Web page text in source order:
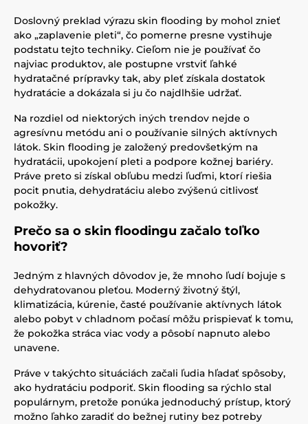
Doslovný preklad výrazu skin flooding by mohol znieť
ako „zaplavenie pleti“, čo pomerne presne vystihuje
podstatu tejto techniky. Cieľom nie je používať čo
najviac produktov, ale postupne vrstviť ľahké
hydratačné prípravky tak, aby pleť získala dostatok
hydratácie a dokázala si ju čo najdlhšie udržať.
Na rozdiel od niektorých iných trendov nejde o
agresívnu metódu ani o používanie silných aktívnych
látok. Skin flooding je založený predovšetkým na
hydratácii, upokojení pleti a podpore kožnej bariéry.
Práve preto si získal obľubu medzi ľuďmi, ktorí riešia
pocit pnutia, dehydratáciu alebo zvýšenú citlivosť
pokožky.
Prečo sa o skin floodingu začalo toľko
hovoriť?
Jedným z hlavných dôvodov je, že mnoho ľudí bojuje s
dehydratovanou pleťou. Moderný životný štýl,
klimatizácia, kúrenie, časté používanie aktívnych látok
alebo pobyt v chladnom počasí môžu prispievať k tomu,
že pokožka stráca viac vody a pôsobí napnuto alebo
unavene.
Práve v takýchto situáciách začali ľudia hľadať spôsoby,
ako hydratáciu podporiť. Skin flooding sa rýchlo stal
populárnym, pretože ponúka jednoduchý prístup, ktorý
možno ľahko zaradiť do bežnej rutiny bez potreby